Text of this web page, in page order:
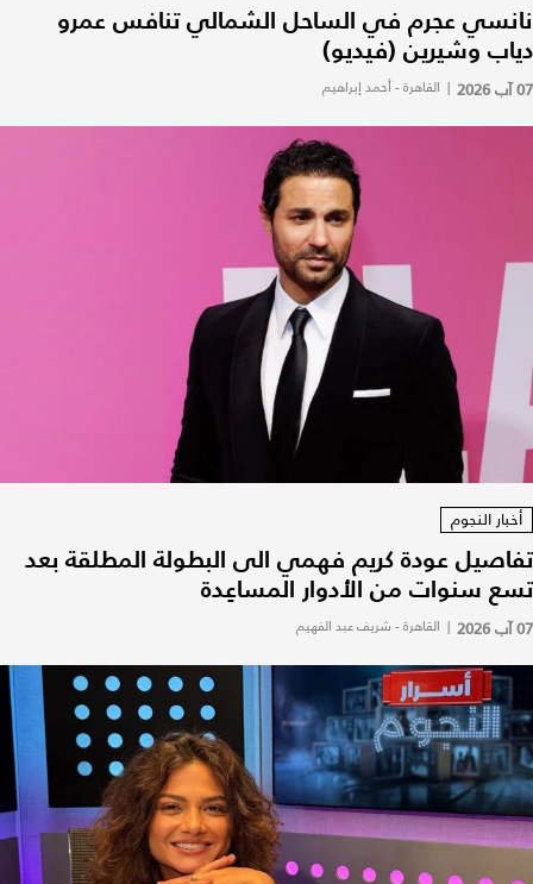
نانسي عجرم في الساحل الشمالي تنافس عمرو
دياب وشيرين (فيديو)
07 آب 2026 | القاهرة - أحمد إبراهيم
أخبار النجوم
تفاصيل عودة كريم فهمي الى البطولة المطلقة بعد
تسع سنوات من الأدوار المساعِدة
07 آب 2026 | القاهرة - شريف عبد الفهيم